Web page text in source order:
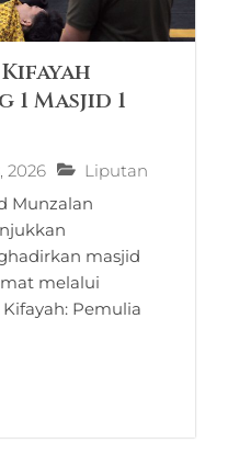
Masjid 1
2026
Liputan
Munzalan
masjid
melalui
Pemulia